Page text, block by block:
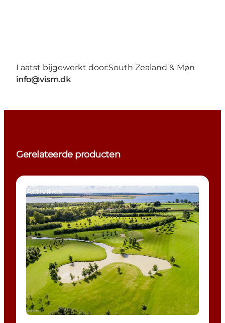
Laatst bijgewerkt door:South Zealand & Møn
info@vism.dk
Gerelateerde producten
Activities